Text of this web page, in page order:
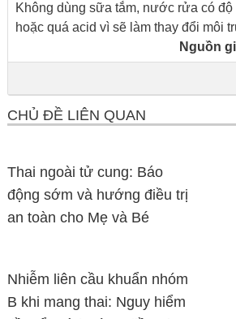
Không dùng sữa tắm, nước rửa có độ
hoặc quá acid vì sẽ làm thay đổi môi
Nguồn
CHỦ ĐỀ LIÊN QUAN
Thai ngoài tử cung: Báo
động sớm và hướng điều trị
an toàn cho Mẹ và Bé
Nhiễm liên cầu khuẩn nhóm
B khi mang thai: Nguy hiểm